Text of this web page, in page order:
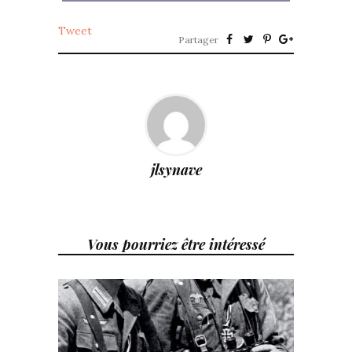
Tweet
Partager
jlsynave
Vous pourriez être intéressé